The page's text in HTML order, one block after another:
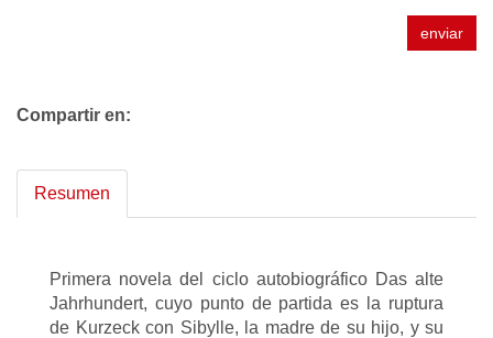
enviar
Compartir en:
Resumen
Primera novela del ciclo autobiográfico Das alte
Jahrhundert, cuyo punto de partida es la ruptura
de Kurzeck con Sibylle, la madre de su hijo, y su